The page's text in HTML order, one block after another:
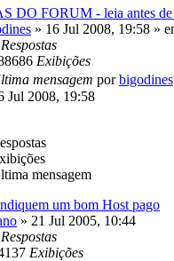
DO FORUM - leia antes de
» 16 Jul 2008, 19:58 »
Respostas
Exibições
mensagem porbigodines
Jul 2008, 19:58
mensagem
um bom Host pago
» 21 Jul 2005, 10:44
Respostas
Exibições